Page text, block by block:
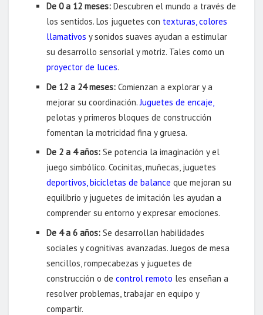
De 0 a 12 meses: Descubren el mundo a través de
los sentidos. Los juguetes con texturas, colores
llamativos y sonidos suaves ayudan a estimular
su desarrollo sensorial y motriz. Tales como un
proyector de luces.
De 12 a 24 meses: Comienzan a explorar y a
mejorar su coordinación.Juguetes de encaje
pelotas y primeros bloques de construcción
fomentan la motricidad fina y gruesa.
De 2 a 4 años: Se potencia la imaginación y el
juego simbólico. Cocinitas, muñecas, juguetes
deportivos,bicicletas de balance que mejoran su
equilibrio y juguetes de imitación les ayudan a
comprender su entorno y expresar emociones.
De 4 a 6 años: Se desarrollan habilidades
sociales y cognitivas avanzadas. Juegos de mesa
sencillos, rompecabezas y juguetes de
construcción o decontrol remoto les enseñan a
resolver problemas, trabajar en equipo y
compartir.